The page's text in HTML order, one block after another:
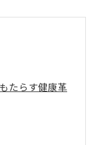
たらす健康革
プリ選びの重